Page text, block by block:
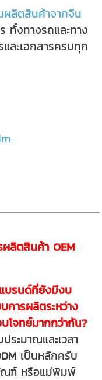
ผลิตสินค้าจากจีน
ทั้งทางรถและทาง
ละเอกสารครบทุก
ลิตสินค้า OEM
บรนด์ที่ยังมีงบ
การผลิตระหว่าง
โจทย์มากกว่ากัน?
ะมาณและเวลา
เป็นหลักครับ
ณฑ์ หรือแม่พิมพ์